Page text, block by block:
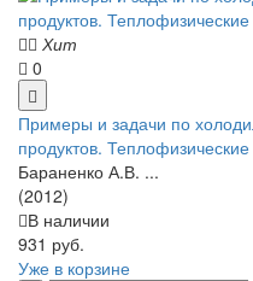
Хит
0
Примеры и задачи по
продуктов.
Бараненко А.В. ...
(2012)
В наличии
931 руб.
Уже в корзине